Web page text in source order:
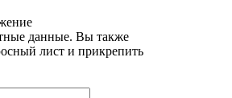
данные. Вы также
лист и прикрепить